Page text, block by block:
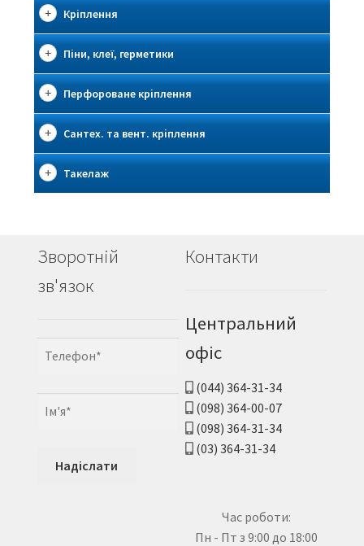
Кріплення
Піни, клеї, герметики
Перфороване кріплення
Сантех. та вент. кріплення
Такелаж
Зворотній
зв'язок
Контакти
Центральний
офіс
(044) 364-31-34
(098) 364-00-07
(098) 364-31-34
(03) 364-31-34
Час роботи:
Пн - Пт з 9:00 до 18:00